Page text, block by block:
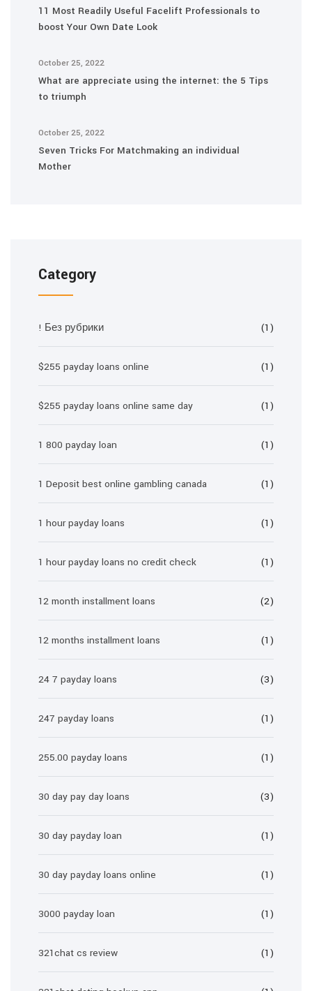
11 Most Readily Useful Facelift Professionals to
boost Your Own Date Look
October 25, 2022
What are appreciate using the internet: the 5 Tips
to triumph
October 25, 2022
Seven Tricks For Matchmaking an individual
Mother
Category
! Без рубрики (1)
$255 payday loans online (1)
$255 payday loans online same day (1)
1 800 payday loan (1)
1 Deposit best online gambling canada (1)
1 hour payday loans (1)
1 hour payday loans no credit check (1)
12 month installment loans (2)
12 months installment loans (1)
24 7 payday loans (3)
247 payday loans (1)
255.00 payday loans (1)
30 day pay day loans (3)
30 day payday loan (1)
30 day payday loans online (1)
3000 payday loan (1)
321chat cs review (1)